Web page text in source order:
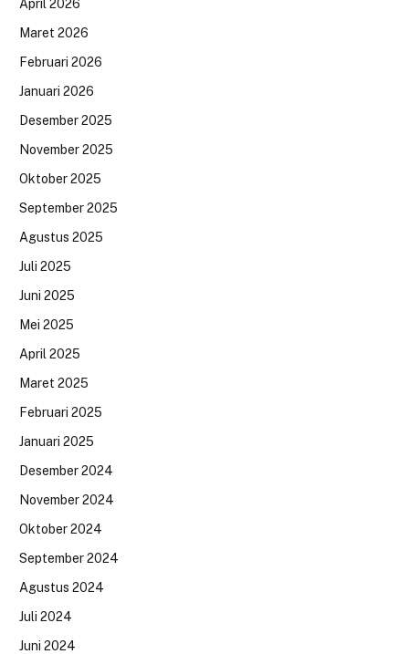
April 2026
Maret 2026
Februari 2026
Januari 2026
Desember 2025
November 2025
Oktober 2025
September 2025
Agustus 2025
Juli 2025
Juni 2025
Mei 2025
April 2025
Maret 2025
Februari 2025
Januari 2025
Desember 2024
November 2024
Oktober 2024
September 2024
Agustus 2024
Juli 2024
Juni 2024